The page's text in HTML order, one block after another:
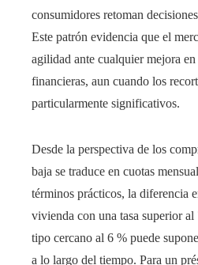
consumidores retoman
Este patrón evidencia que el
agilidad ante cualquier mejora
financieras, aun cuando los
particularmente significativos.
Desde la perspectiva de los
baja se traduce en cuotas
términos prácticos, la diferencia
vivienda con una tasa superior
tipo cercano al 6 % puede
a lo largo del tiempo. Para un